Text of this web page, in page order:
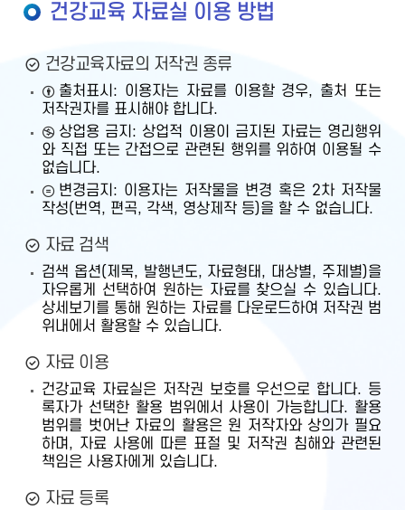
건강교육 자료실 이용 방법
건강교육자료의 저작권 종류
출처표시: 이용자는 자료를 이용할 경우, 출처 또는
저작권자를 표시해야 합니다.
상업용 금지: 상업적 이용이 금지된 자료는 영리행위
와 직접 또는 간접으로 관련된 행위를 위하여 이용될 수
없습니다.
변경금지: 이용자는 저작물을 변경 혹은 2차 저작물
작성(번역, 편곡, 각색, 영상제작 등)을 할 수 없습니다.
자료 검색
검색 옵션(제목, 발행년도, 자료형태, 대상별, 주제별)을
자유롭게 선택하여 원하는 자료를 찾으실 수 있습니다.
상세보기를 통해 원하는 자료를 다운로드하여 저작권 범
위내에서 활용할 수 있습니다.
자료 이용
건강교육 자료실은 저작권 보호를 우선으로 합니다. 등
록자가 선택한 활용 범위에서 사용이 가능합니다. 활용
범위를 벗어난 자료의 활용은 원 저작자와 상의가 필요
하며, 자료 사용에 따른 표절 및 저작권 침해와 관련된
책임은 사용자에게 있습니다.
자료 등록